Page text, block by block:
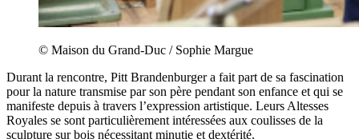
© Maison du Grand-Duc / Sophie Margue
Durant la rencontre, Pitt Brandenburger a fait part de sa fascination
pour la nature transmise par son père pendant son enfance et qui se
manifeste depuis à travers l’expression artistique. Leurs Altesses
Royales se sont particulièrement intéressées aux coulisses de la
sculpture sur bois nécessitant minutie et dextérité.